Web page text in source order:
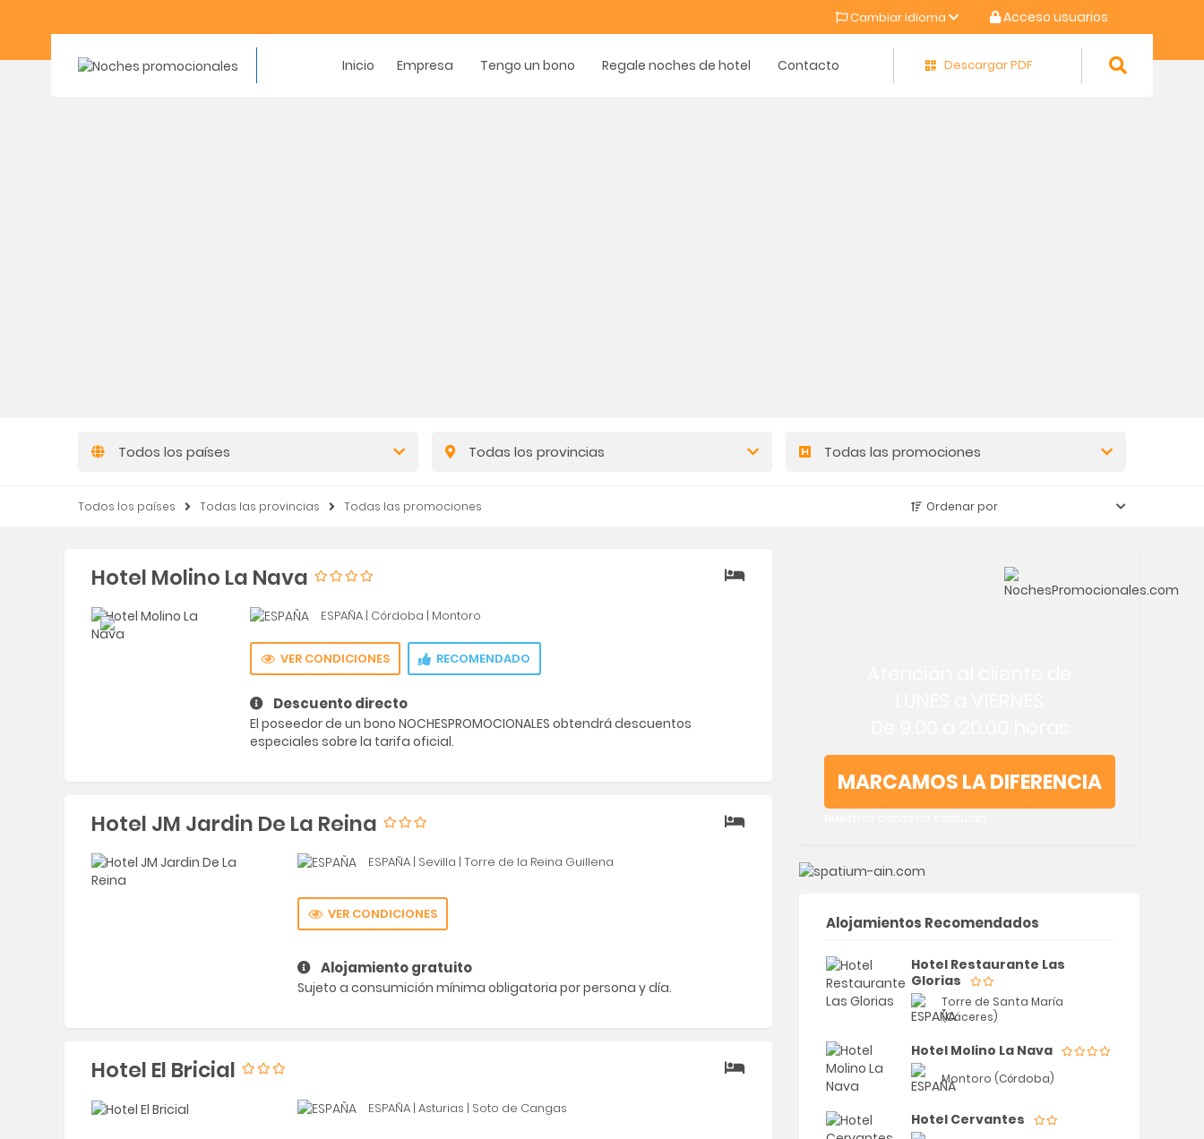
Cambiar idioma Acceso usuarios
Inicio Empresa Tengo un bono Regale noches de hotel Contacto Descargar PDF
Todos los países Todas los provincias Todas las promociones
Todos los países Todas las provincias Todas las promociones Ordenar por
MARCAMOS LA DIFERENCIA
Alojamientos Recomendados
Hotel Restaurante Las
Glorias
Torre de Santa María
(Cáceres)
Hotel Molino La Nava
Montoro (Córdoba)
Hotel Cervantes
Hotel Molino La Nava
ESPAÑA | Córdoba | Montoro
VER CONDICIONES RECOMENDADO
Descuento directo
El poseedor de un bono NOCHESPROMOCIONALES obtendrá descuentos
especiales sobre la tarifa oficial.
Hotel JM Jardin De La Reina
ESPAÑA | Sevilla | Torre de la Reina Guillena
VER CONDICIONES
Alojamiento gratuito
Sujeto a consumición mínima obligatoria por persona y día.
Hotel El Bricial
ESPAÑA | Asturias | Soto de Cangas